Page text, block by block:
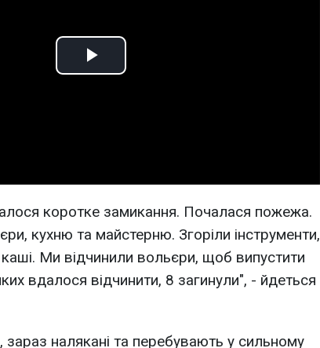
Play
коротке замикання. Почалася пожежа.
кухню та майстерню. Згоріли інструменти,
Ми відчинили вольєри, щоб випустити
вдалося відчинити, 8 загинули", - йдеться
зараз налякані та перебувають у сильному